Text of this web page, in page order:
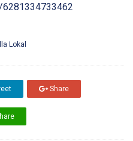
6281334733462
Lokal
Share